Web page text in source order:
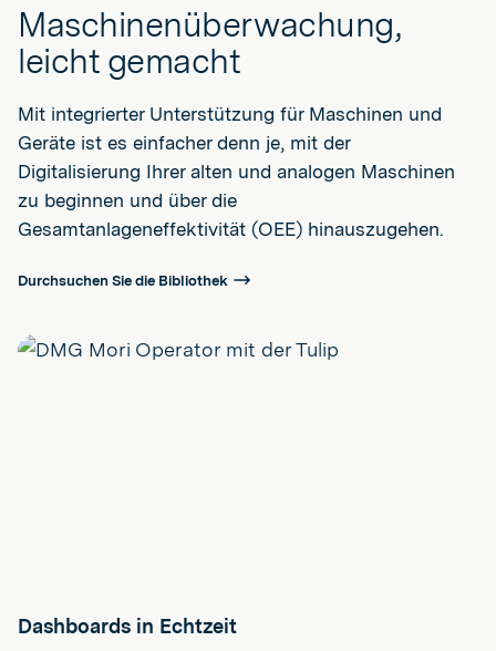
Maschinenüberwachung,
leicht gemacht
Mit integrierter Unterstützung für Maschinen und
Geräte ist es einfacher denn je, mit der
Digitalisierung Ihrer alten und analogen Maschinen
zu beginnen und über die
Gesamtanlageneffektivität (OEE) hinauszugehen.
Durchsuchen Sie die Bibliothek
Dashboards in Echtzeit